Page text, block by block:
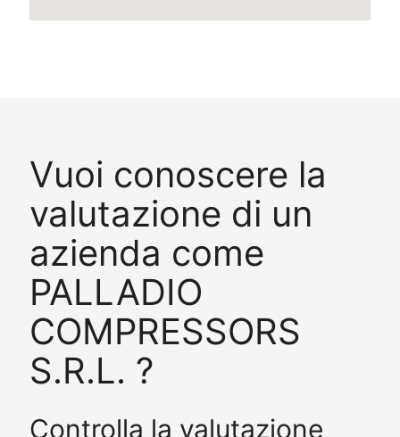
Vuoi conoscere la
valutazione di un
azienda come
PALLADIO
COMPRESSORS
S.R.L. ?
Controlla la valutazione